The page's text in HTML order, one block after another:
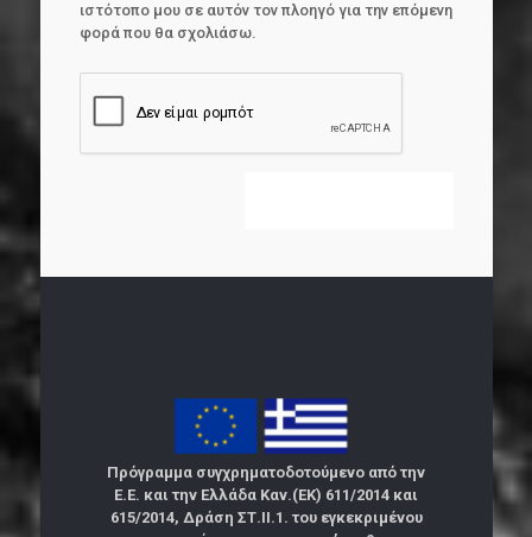
ιστότοπο μου σε αυτόν τον πλοηγό για την επόμενη
φορά που θα σχολιάσω.
Πρόγραμμα συγχρηματοδοτούμενο από την
Ε.Ε. και την Ελλάδα Καν.(ΕΚ) 611/2014 και
615/2014, Δράση ΣΤ.ΙΙ.1. του εγκεκριμένου